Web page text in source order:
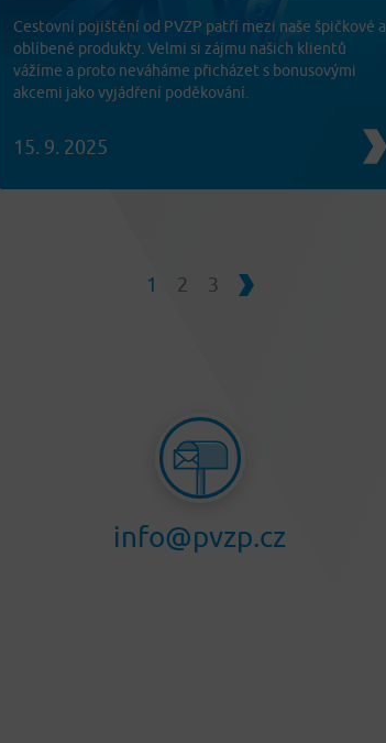
Cestovní pojištění od PVZP patří mezi naše špičkové a
oblíbené produkty. Velmi si zájmu našich klientů
vážíme a proto neváháme přicházet s bonusovými
akcemi jako vyjádření poděkování.
15. 9. 2025
1 2 3
info@pvzp.cz